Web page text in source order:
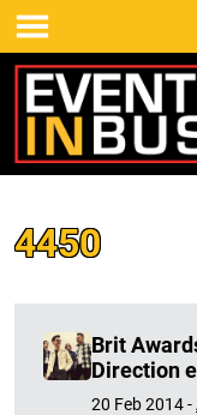
4450
Brit
Direction
20 Feb 2014 -